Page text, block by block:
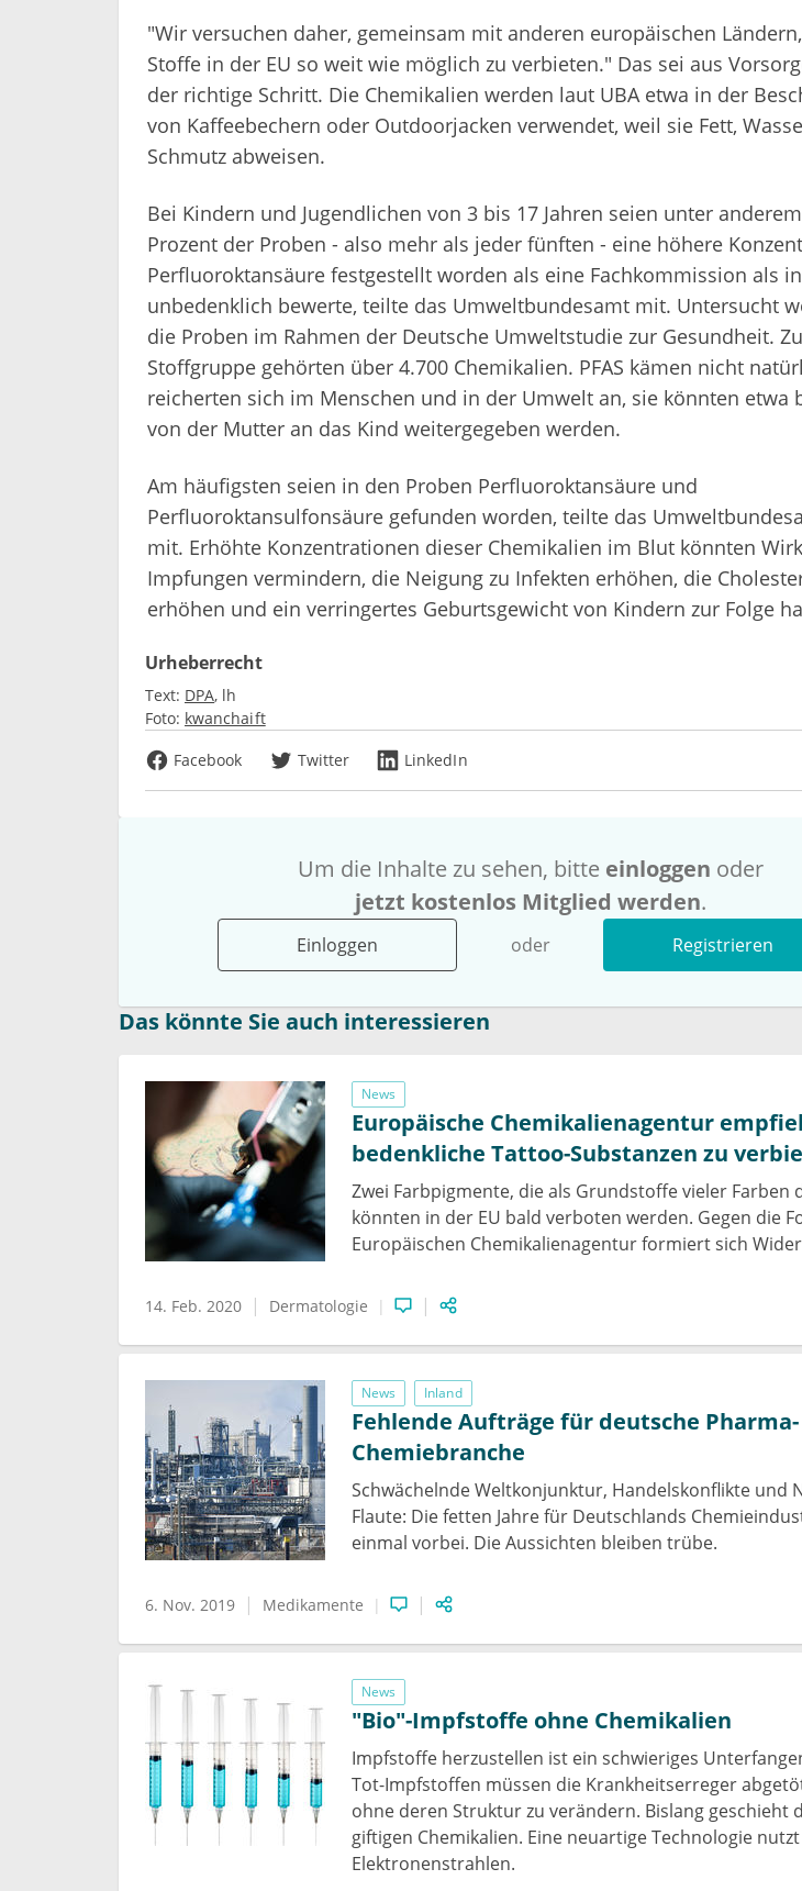
"Wir versuchen daher, gemeinsam mit anderen europäischen
Stoffe in der EU so weit wie möglich zu verbieten." Das sei aus
der richtige Schritt. Die Chemikalien werden laut UBA etwa in der
von Kaffeebechern oder Outdoorjacken verwendet, weil sie Fett,
Schmutz abweisen.
Bei Kindern und Jugendlichen von 3 bis 17 Jahren seien unter
Prozent der Proben - also mehr als jeder fünften - eine höhere
Perfluoroktansäure festgestellt worden als eine Fachkommission als
unbedenklich bewerte, teilte das Umweltbundesamt mit. Untersucht
die Proben im Rahmen der Deutsche Umweltstudie zur Gesundheit.
Stoffgruppe gehörten über 4.700 Chemikalien. PFAS kämen nicht
reicherten sich im Menschen und in der Umwelt an, sie könnten etwa
von der Mutter an das Kind weitergegeben werden.
Am häufigsten seien in den Proben Perfluoroktansäure und
Perfluoroktansulfonsäure gefunden worden, teilte das
mit. Erhöhte Konzentrationen dieser Chemikalien im Blut könnten
Impfungen vermindern, die Neigung zu Infekten erhöhen, die
erhöhen und ein verringertes Geburtsgewicht von Kindern zur Folge
Urheberrecht
Text: DPA lh
Foto: kwanchaift
Facebook
Twitter LinkedIn
Um die Inhalte zu sehen, bitte einloggen oder
jetzt kostenlos Mitglied werden.
Einloggen oder Registrieren
Das könnte Sie auch interessieren
News
Europäische Chemikalienagentur
bedenkliche Tattoo-Substanzen zu
Zwei Farbpigmente, die als Grundstoffe vieler Farben
könnten in der EU bald verboten werden. Gegen die
Europäischen Chemikalienagentur formiert sich
14. Feb. 2020 Dermatologie
News Inland
Fehlende Aufträge für deutsche
Chemiebranche
Schwächelnde Weltkonjunktur, Handelskonflikte und
Flaute: Die fetten Jahre für Deutschlands
einmal vorbei. Die Aussichten bleiben trübe.
6. Nov. 2019 Medikamente
News
"Bio"-Impfstoffe ohne Chemikalien
Impfstoffe herzustellen ist ein schwieriges
Tot-Impfstoffen müssen die Krankheitserreger
ohne deren Struktur zu verändern. Bislang geschieht
giftigen Chemikalien. Eine neuartige Technologie
Elektronenstrahlen.